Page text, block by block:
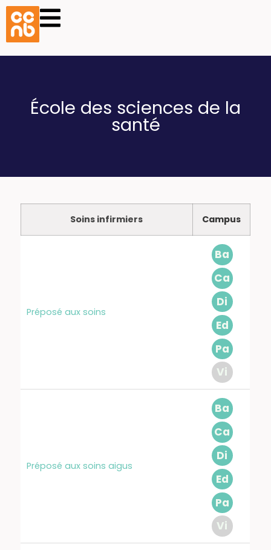
École des sciences de la
santé
Soins infirmiers Campus
Préposé aux soins
Ba
Ca
Di
Ed
Pa
Vi
Préposé aux soins aigus
Ba
Ca
Di
Ed
Pa
Vi